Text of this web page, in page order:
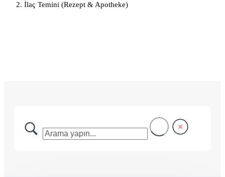
İlaç Temini (Rezept & Apotheke)